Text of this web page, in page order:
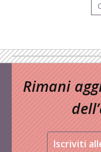
Rimani
Iscriviti